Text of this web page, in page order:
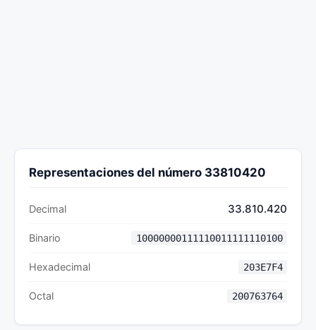
Representaciones del número 33810420
Decimal 33.810.420
Binario 10000000111110011111110100
Hexadecimal 203E7F4
Octal 200763764